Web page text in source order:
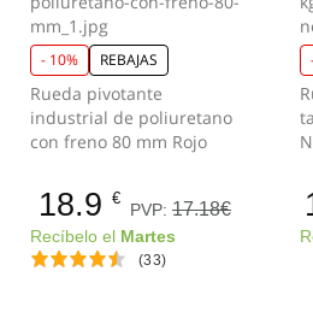
- 10% REBAJAS
Rueda pivotante
industrial de poliuretano
con freno 80 mm Rojo
18.9 €
PVP: 17.18€
Recíbelo el Martes
(33)